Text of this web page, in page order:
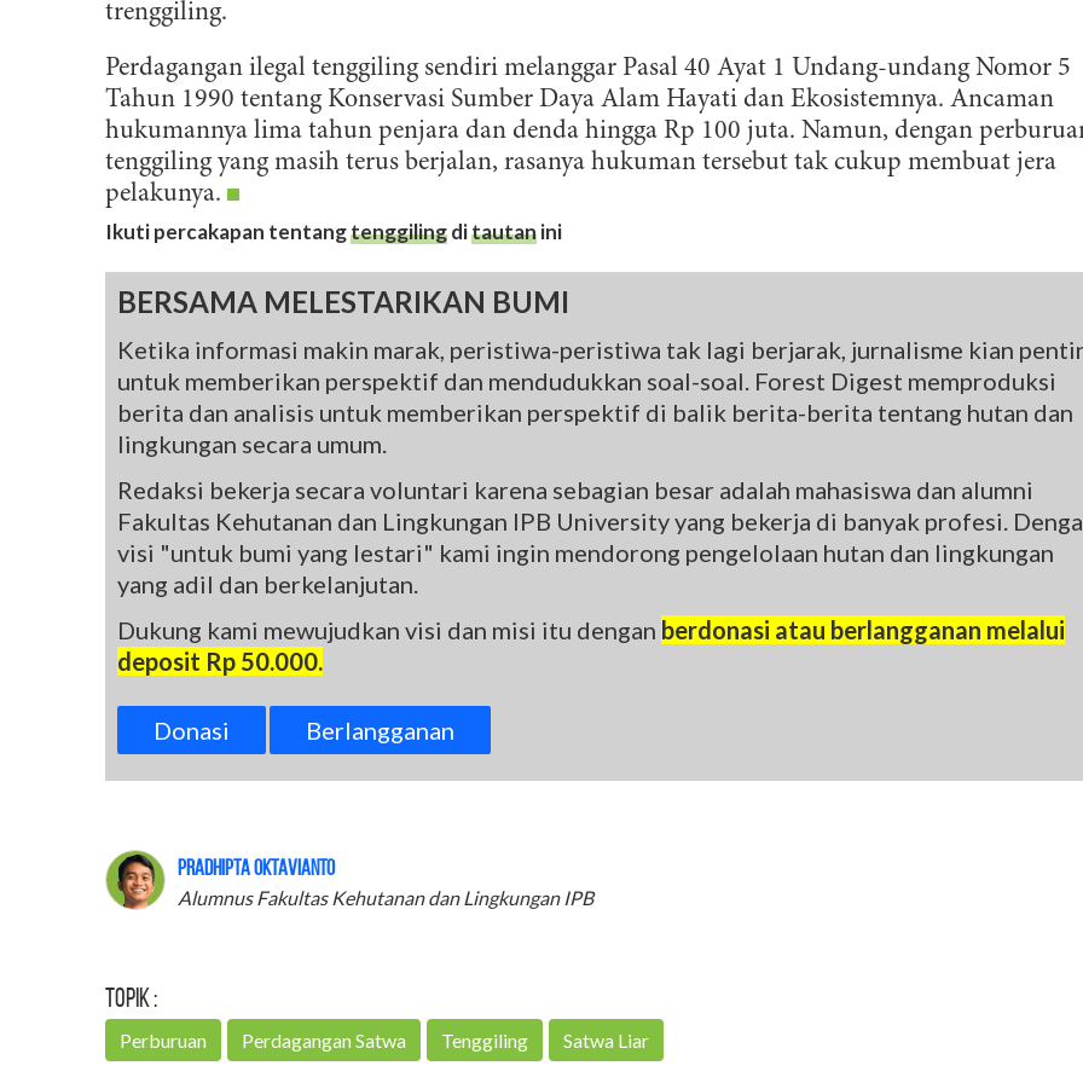
trenggiling.
Perdagangan ilegal tenggiling sendiri melanggar Pasal 40 Ayat 1 Undang-undang Nomor 5
Tahun 1990 tentang Konservasi Sumber Daya Alam Hayati dan Ekosistemnya. Ancaman
hukumannya lima tahun penjara dan denda hingga Rp 100 juta. Namun, dengan
tenggiling yang masih terus berjalan, rasanya hukuman tersebut tak cukup membuat jera
pelakunya.
Ikuti percakapan tentangtenggilingditautanini
BERSAMA MELESTARIKAN BUMI
Ketika informasi makin marak, peristiwa-peristiwa tak lagi berjarak, jurnalisme kian
untuk memberikan perspektif dan mendudukkan soal-soal. Forest Digest memproduksi
berita dan analisis untuk memberikan perspektif di balik berita-berita tentang hutan dan
lingkungan secara umum.
Redaksi bekerja secara voluntari karena sebagian besar adalah mahasiswa dan alumni
Fakultas Kehutanan dan Lingkungan IPB University yang bekerja di banyak profesi.
visi "untuk bumi yang lestari" kami ingin mendorong pengelolaan hutan dan lingkungan
yang adil dan berkelanjutan.
Dukung kami mewujudkan visi dan misi itu dengan berdonasi atau berlangganan melalui
deposit Rp 50.000.
Donasi Berlangganan
Pradhipta Oktavianto
Alumnus Fakultas Kehutanan dan Lingkungan IPB
Topik :
Perburuan Perdagangan Satwa Tenggiling Satwa Liar